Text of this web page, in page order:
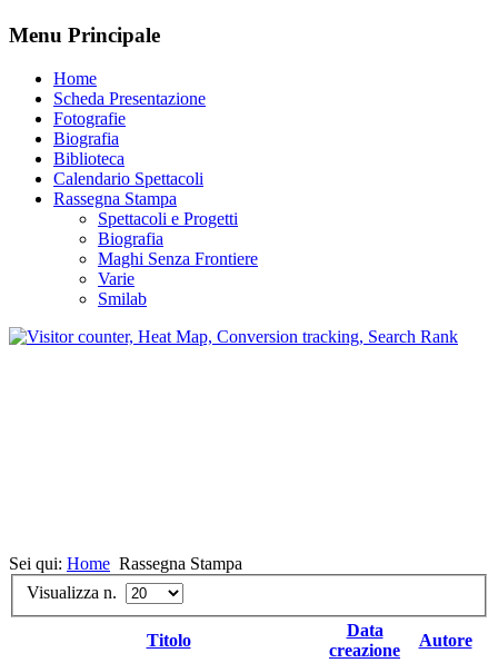
Menu Principale
Home
Scheda Presentazione
Fotografie
Biografia
Biblioteca
Calendario Spettacoli
Rassegna Stampa
Spettacoli e Progetti
Biografia
Maghi Senza Frontiere
Varie
Smilab
Sei qui: Home Rassegna Stampa
Visualizza n.
Titolo
Data
creazione
Autore